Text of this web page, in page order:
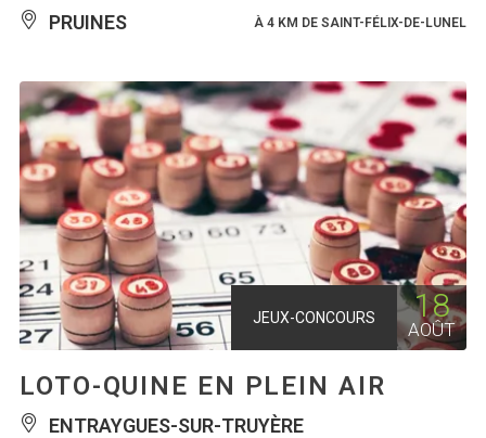
PRUINES À 4 KM DE SAINT-FÉLIX-DE-LUNEL
JEUX-CONCOURS 18
AOÛT
LOTO-QUINE EN PLEIN AIR
ENTRAYGUES-SUR-TRUYÈRE